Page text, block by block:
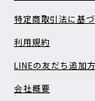
特定商取引法に基
利用規約
LINEの友だち追加
会社概要